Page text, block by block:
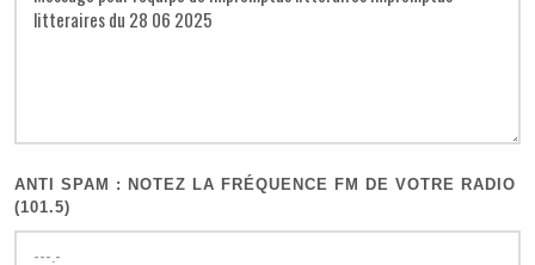
ANTI SPAM : NOTEZ LA FRÉQUENCE FM DE VOTRE RADIO
(101.5)